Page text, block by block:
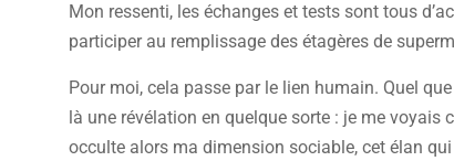
Mon ressenti, les échanges et tests sont tous
participer au remplissage des étagères de
Pour moi, cela passe par le lien humain. Quel
là une révélation en quelque sorte : je me
occulte alors ma dimension sociable, cet élan qui